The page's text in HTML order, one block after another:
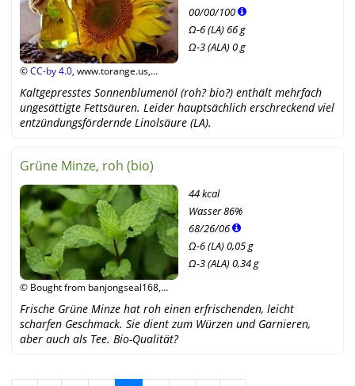
©CC-by 4.0, www.torange.us,
00/00/100
Ω-6 (LA) 66 g
Ω-3 (ALA) 0 g
Kaltgepresstes Sonnenblumenöl (roh? bio?) enthält mehrfach
ungesättigte Fettsäuren. Leider hauptsächlich erschreckend viel
entzündungsfördernde Linolsäure (LA).
Grüne Minze, roh (bio)
© Bought from banjongseal168,
44 kcal
Wasser86%
68/26/06
Ω-6 (LA) 0,05 g
Ω-3 (ALA) 0,34 g
Frische Grüne Minze hat roh einen erfrischenden, leicht
scharfen Geschmack. Sie dient zum Würzen und Garnieren,
aber auch als Tee. Bio-Qualität?